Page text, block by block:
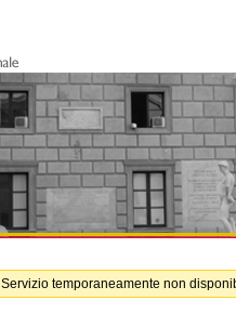
Servizio temporaneamente non